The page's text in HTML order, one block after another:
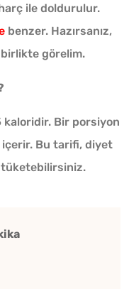
harç ile doldurulur.
benzer. Hazırsanız,
birlikte görelim.
kaloridir. Bir porsiyon
içerir. Bu tarifi, diyet